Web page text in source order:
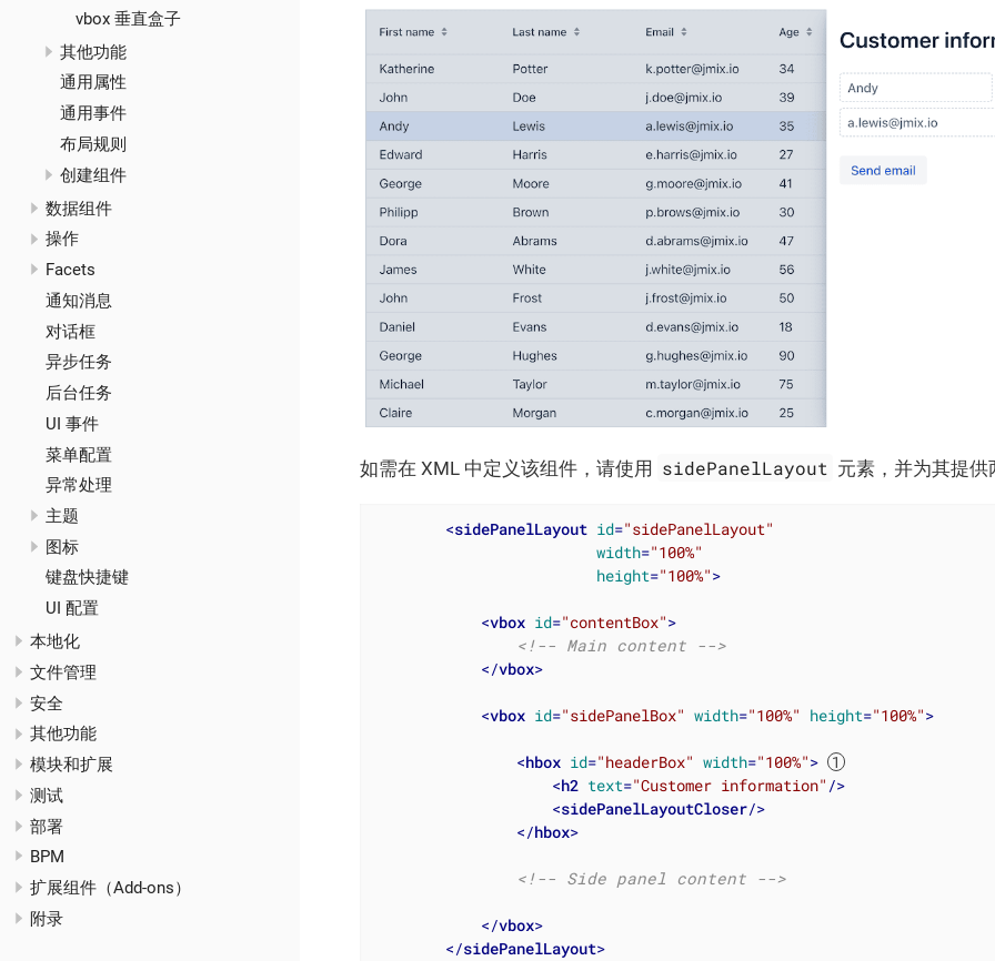
vbox 垂直盒子
其他功能
通用属性
通用事件
布局规则
创建组件
数据组件
操作
Facets
通知消息
对话框
异步任务
后台任务
UI 事件
菜单配置
异常处理
主题
图标
键盘快捷键
UI 配置
本地化
文件管理
安全
其他功能
模块和扩展
测试
部署
BPM
扩展组件（Add-ons）
附录
如需在 XML 中定义该组件，请使用 sidePanelLayout 元素，并为其提供
<sidePanelLayout id="sidePanelLayout"
width="100%"
height="100%">
<vbox id="contentBox">
<!-- Main content -->
</vbox>
<vbox id="sidePanelBox" width="100%" height="100%">
<hbox id="headerBox" width="100%">
<h2 text="Customer information" />
<sidePanelLayoutCloser/>
</hbox>
<!-- Side panel content -->
</vbox>
</sidePanelLayout>